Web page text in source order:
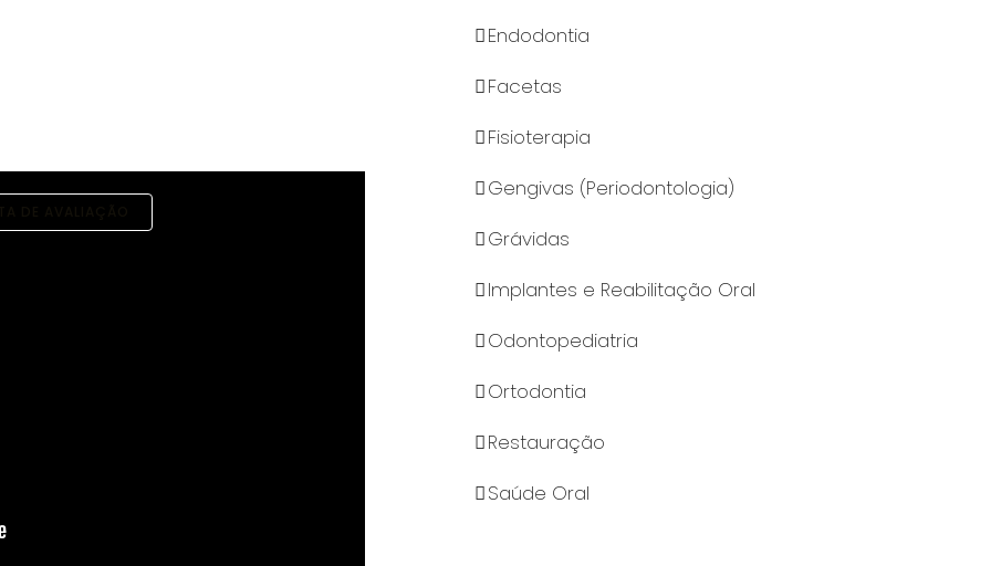
Endodontia
Facetas
Fisioterapia
Gengivas (Periodontologia)
Grávidas
Implantes e Reabilitação Oral
Odontopediatria
Ortodontia
Restauração
Saúde Oral